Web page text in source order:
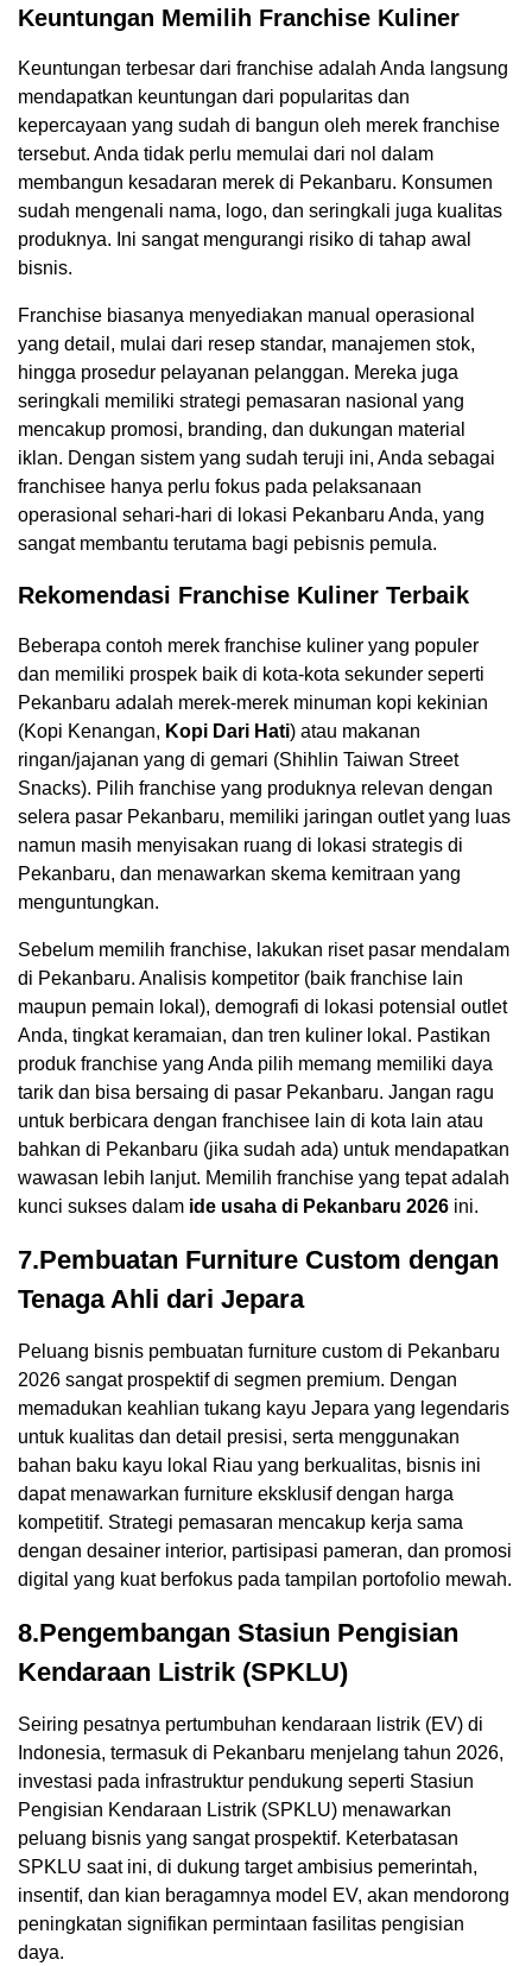
Keuntungan Memilih Franchise Kuliner
Keuntungan terbesar dari franchise adalah Anda langsung
mendapatkan keuntungan dari popularitas dan
kepercayaan yang sudah di bangun oleh merek franchise
tersebut. Anda tidak perlu memulai dari nol dalam
membangun kesadaran merek di Pekanbaru. Konsumen
sudah mengenali nama, logo, dan seringkali juga kualitas
produknya. Ini sangat mengurangi risiko di tahap awal
bisnis.
Franchise biasanya menyediakan manual operasional
yang detail, mulai dari resep standar, manajemen stok,
hingga prosedur pelayanan pelanggan. Mereka juga
seringkali memiliki strategi pemasaran nasional yang
mencakup promosi, branding, dan dukungan material
iklan. Dengan sistem yang sudah teruji ini, Anda sebagai
franchisee hanya perlu fokus pada pelaksanaan
operasional sehari-hari di lokasi Pekanbaru Anda, yang
sangat membantu terutama bagi pebisnis pemula.
Rekomendasi Franchise Kuliner Terbaik
Beberapa contoh merek franchise kuliner yang populer
dan memiliki prospek baik di kota-kota sekunder seperti
Pekanbaru adalah merek-merek minuman kopi kekinian
(Kopi Kenangan, Kopi Dari Hati) atau makanan
ringan/jajanan yang di gemari (Shihlin Taiwan Street
Snacks). Pilih franchise yang produknya relevan dengan
selera pasar Pekanbaru, memiliki jaringan outlet yang luas
namun masih menyisakan ruang di lokasi strategis di
Pekanbaru, dan menawarkan skema kemitraan yang
menguntungkan.
Sebelum memilih franchise, lakukan riset pasar mendalam
di Pekanbaru. Analisis kompetitor (baik franchise lain
maupun pemain lokal), demografi di lokasi potensial outlet
Anda, tingkat keramaian, dan tren kuliner lokal. Pastikan
produk franchise yang Anda pilih memang memiliki daya
tarik dan bisa bersaing di pasar Pekanbaru. Jangan ragu
untuk berbicara dengan franchisee lain di kota lain atau
bahkan di Pekanbaru (jika sudah ada) untuk mendapatkan
wawasan lebih lanjut. Memilih franchise yang tepat adalah
kunci sukses dalam ide usaha di Pekanbaru 2026 ini.
7.Pembuatan Furniture Custom dengan
Tenaga Ahli dari Jepara
Peluang bisnis pembuatan furniture custom di Pekanbaru
2026 sangat prospektif di segmen premium. Dengan
memadukan keahlian tukang kayu Jepara yang legendaris
untuk kualitas dan detail presisi, serta menggunakan
bahan baku kayu lokal Riau yang berkualitas, bisnis ini
dapat menawarkan furniture eksklusif dengan harga
kompetitif. Strategi pemasaran mencakup kerja sama
dengan desainer interior, partisipasi pameran, dan promosi
digital yang kuat berfokus pada tampilan portofolio mewah.
8.Pengembangan Stasiun Pengisian
Kendaraan Listrik (SPKLU)
Seiring pesatnya pertumbuhan kendaraan listrik (EV) di
Indonesia, termasuk di Pekanbaru menjelang tahun 2026,
investasi pada infrastruktur pendukung seperti Stasiun
Pengisian Kendaraan Listrik (SPKLU) menawarkan
peluang bisnis yang sangat prospektif. Keterbatasan
SPKLU saat ini, di dukung target ambisius pemerintah,
insentif, dan kian beragamnya model EV, akan mendorong
peningkatan signifikan permintaan fasilitas pengisian
daya.